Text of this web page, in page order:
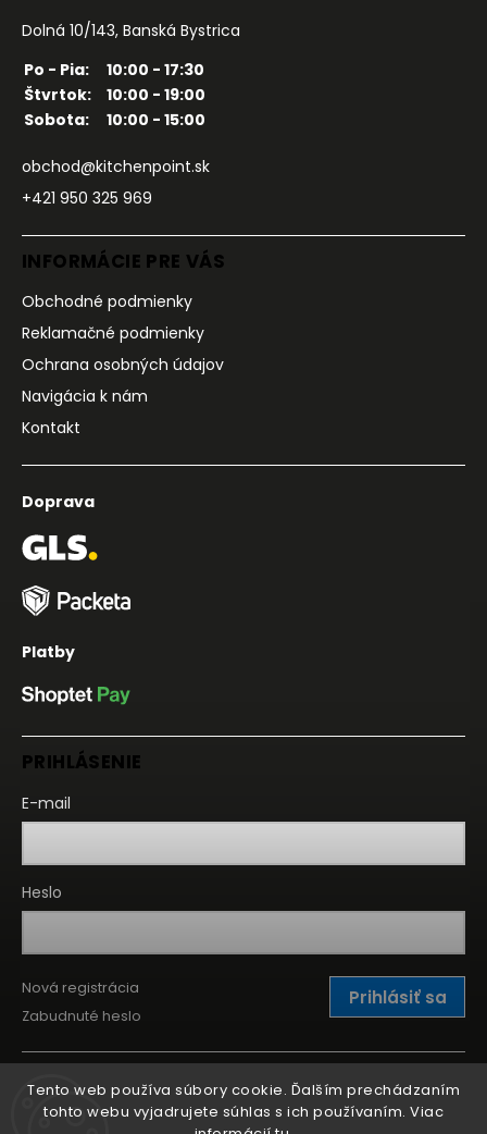
Tento web používa súbory cookie. Ďalším prechádzaním
tohto webu vyjadrujete súhlas s ich používaním. Viac
Dolná 10/143, Banská Bystrica
Po - Pia:
10:00 - 17:30
Štvrtok:
10:00 - 19:00
Sobota:
10:00 - 15:00
obchod@kitchenpoint.sk
+421 950 325 969
INFORMÁCIE PRE VÁS
Obchodné podmienky
Reklamačné podmienky
Ochrana osobných údajov
Navigácia k nám
Kontakt
Doprava
Platby
PRIHLÁSENIE
E-mail
Heslo
Prihlásiť sa
Nová registrácia
Zabudnuté heslo